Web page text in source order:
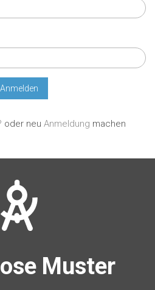
oder neu Anmeldung machen
Muster